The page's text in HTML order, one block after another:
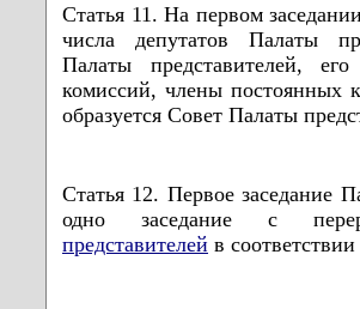
Статья 11. На первом
числа депутатов Палаты
Палаты представителей, его
комиссий, члены постоянных
образуется Совет Палаты
Статья 12. Первое заседание
одно заседание с
представителей в